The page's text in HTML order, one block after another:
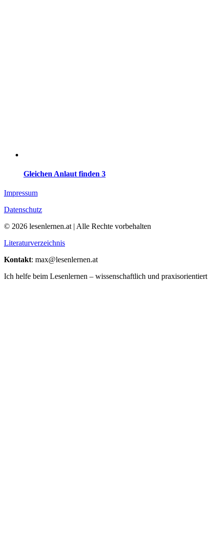
Gleichen Anlaut finden 3
Impressum
Datenschutz
© 2026 lesenlernen.at | Alle Rechte vorbehalten
Literaturverzeichnis
Kontakt: max@lesenlernen.at
Ich helfe beim Lesenlernen – wissenschaftlich und praxisorientiert